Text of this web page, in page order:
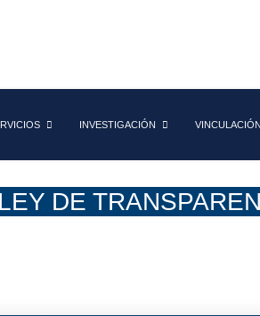
INVESTIGACIÓN VINCULACIÓN
LEY DE